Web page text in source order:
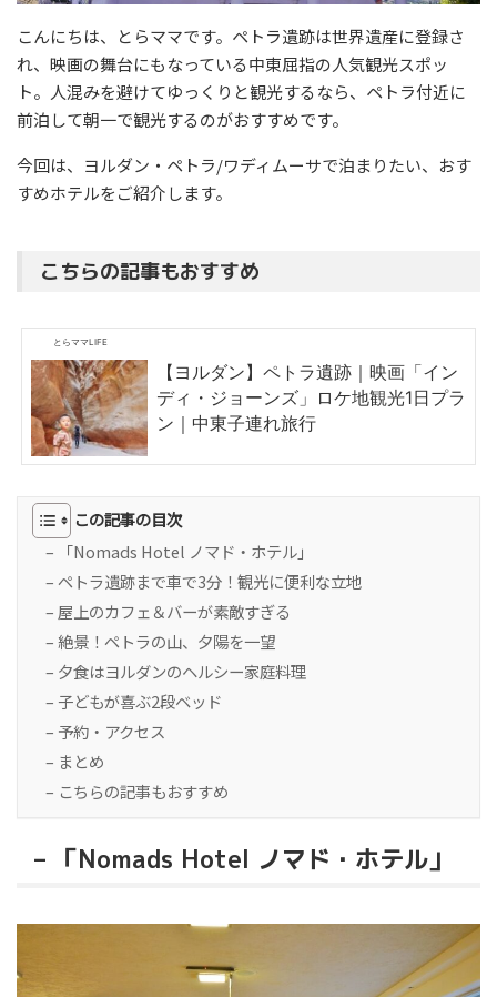
こんにちは、とらママです。ペトラ遺跡は世界遺産に登録さ
れ、映画の舞台にもなっている中東屈指の人気観光スポッ
ト。人混みを避けてゆっくりと観光するなら、ペトラ付近に
前泊して朝一で観光するのがおすすめです。
今回は、ヨルダン・ペトラ/ワディムーサで泊まりたい、おす
すめホテルをご紹介します。
こちらの記事もおすすめ
とらママLIFE
【ヨルダン】ペトラ遺跡｜映画「イン
ディ・ジョーンズ」ロケ地観光1日プラ
ン｜中東子連れ旅行
この記事の目次
– 「Nomads Hotel ノマド・ホテル」
– ペトラ遺跡まで車で3分！観光に便利な立地
– 屋上のカフェ＆バーが素敵すぎる
– 絶景！ペトラの山、夕陽を一望
– 夕食はヨルダンのヘルシー家庭料理
– 子どもが喜ぶ2段ベッド
– 予約・アクセス
– まとめ
– こちらの記事もおすすめ
– 「Nomads Hotel ノマド・ホテル」